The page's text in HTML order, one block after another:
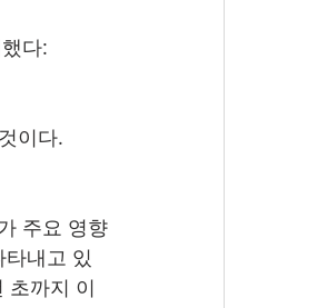
다:
이다.
주요 영향
내고 있
초까지 이